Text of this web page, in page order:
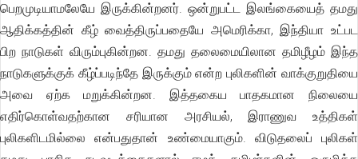
பெறமுடியாமலேயே இருக்கின்றனர். ஒன்றுபட்ட இலங்கையைத் தமது
ஆதிக்கத்தின் கீழ் வைத்திருப்பதையே அமெரிக்கா, இந்தியா உட்பட
பிற நாடுகள் விரும்புகின்றன. தமது தலைமையிலான தமிழீழம் இந்த
நாடுகளுக்குக் கீழ்ப்படிந்தே இருக்கும் என்ற புலிகளின் வாக்குறுதியை
அவை ஏற்க மறுக்கின்றன. இத்தகைய பாதகமான நிலையை
எதிர்கொள்வதற்கான சரியான அரசியல், இராணுவ உத்திகள்
புலிகளிடமில்லை என்பதுதான் உண்மையாகும். விடுதலைப் புலிகள்